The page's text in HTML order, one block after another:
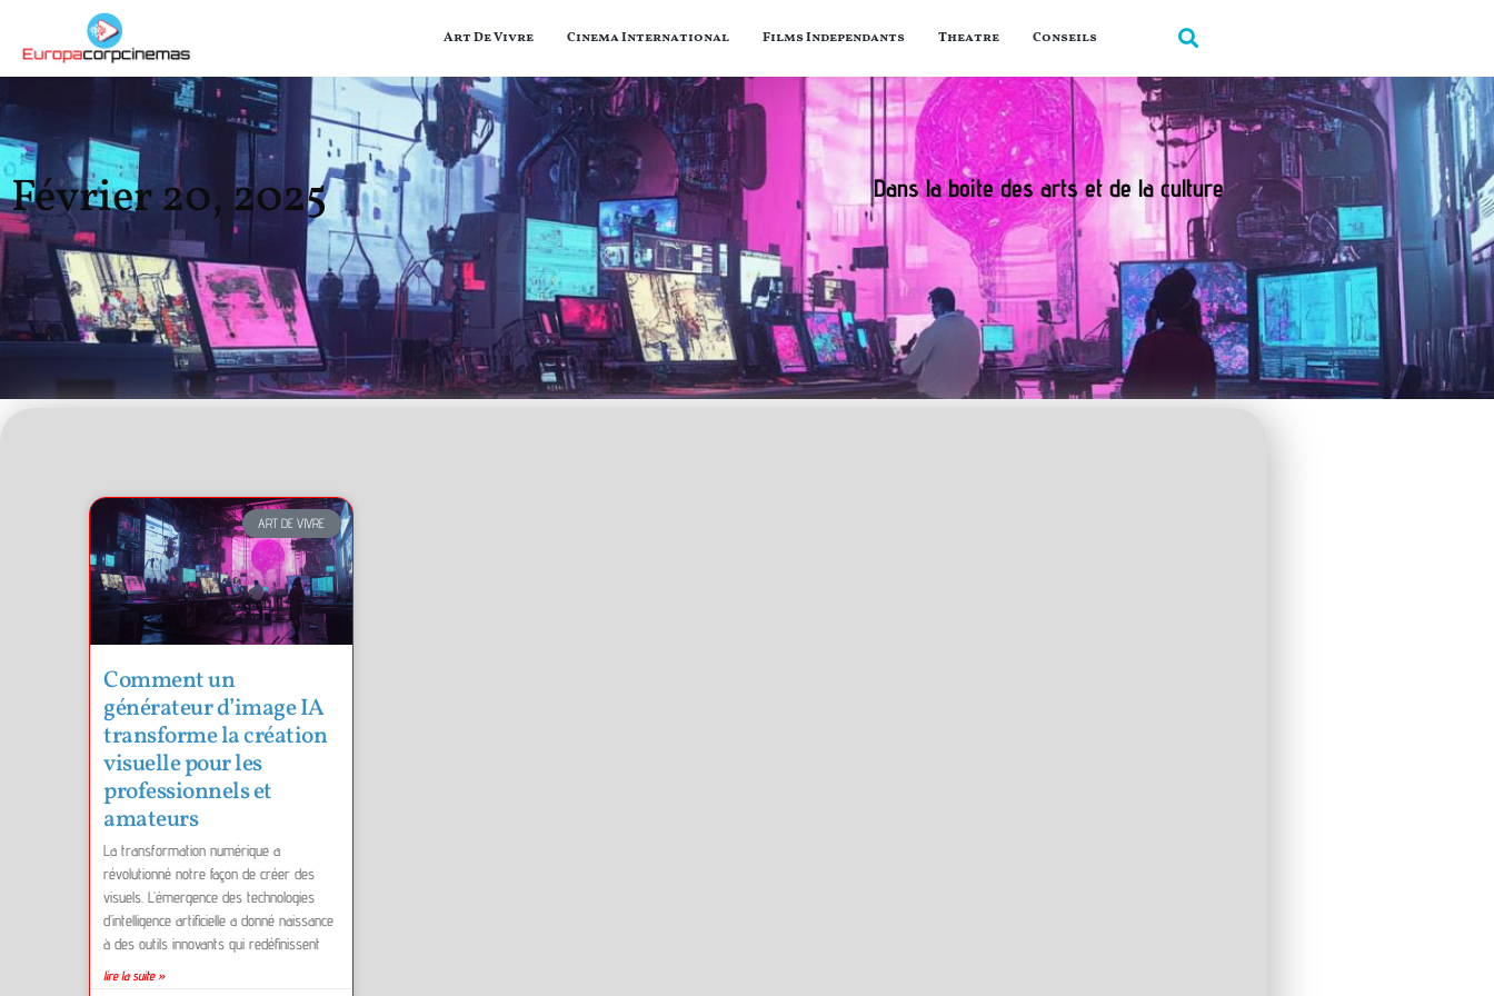
Art De Vivre Cinema International Films Independants Theatre Conseils
Février 20, 2025 Dans la boite des arts et de la culture
ART DE VIVRE
Comment un
générateur d’image IA
transforme la création
visuelle pour les
professionnels et
amateurs
La transformation numérique a
révolutionné notre façon de créer des
visuels. L’émergence des technologies
d’intelligence artificielle a donné naissance
à des outils innovants qui redéfinissent
lire la suite »